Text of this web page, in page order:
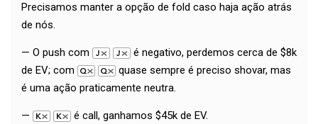
Precisamos manter a opção de fold caso haja ação atrás
de nós.
— O push com
é negativo, perdemos cerca de $8k
de EV; com
quase sempre é preciso shovar, mas
é uma ação praticamente neutra.
— é call, ganhamos $45k de EV.